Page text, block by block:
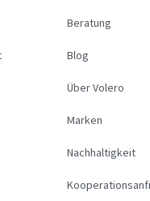
Beratung
Blog
Über Volero
Marken
Nachhaltigkeit